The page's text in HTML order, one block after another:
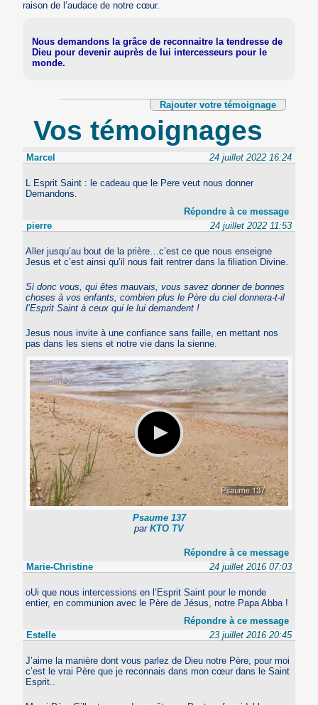
raison de l’audace de notre cœur.
Nous demandons la grâce de reconnaitre la tendresse de
Dieu pour devenir auprès de lui intercesseurs pour le
monde.
Rajouter votre témoignage
Vos témoignages
Marcel 24 juillet 2022 16:24
L Esprit Saint : le cadeau que le Pere veut nous donner
Demandons.
Répondre à ce message
pierre
24 juillet 2022 11:53
Aller jusqu’au bout de la prière…c’est ce que nous enseigne
Jesus et c’est ainsi qu’il nous fait rentrer dans la filiation Divine.
Si donc vous, qui êtes mauvais, vous savez donner de bonnes
choses à vos enfants, combien plus le Père du ciel donnera-t-il
l’Esprit Saint à ceux qui le lui demandent !
Jesus nous invite à une confiance sans faille, en mettant nos
pas dans les siens et notre vie dans la sienne.
Psaume 137
par KTO TV
Répondre à ce message
Marie-Christine
24 juillet 2016 07:03
oUi que nous intercessions en l’Esprit Saint pour le monde
entier, en communion avec le Père de Jésus, notre Papa Abba !
Répondre à ce message
Estelle
23 juillet 2016 20:45
J’aime la manière dont vous parlez de Dieu notre Père, pour moi
c’est le vrai Père que je reconnais dans mon cœur dans le Saint
Esprit..